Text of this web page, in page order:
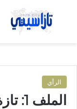
بحث عن
الرأي